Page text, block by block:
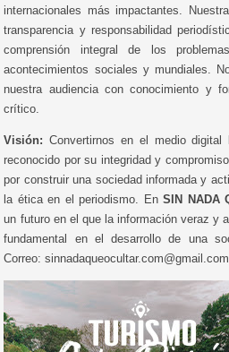
internacionales más impactantes.
transparencia y responsabilidad
comprensión integral de los
acontecimientos sociales y mundiales.
nuestra audiencia con conocimiento y
crítico.
Visión: Convertirnos en el medio digital
reconocido por su integridad y
por construir una sociedad informada y
la ética en el periodismo. EnSIN NADA
un futuro en el que la información veraz y
fundamental en el desarrollo de una
Correo: sinnadaqueocultar.com@gmail.com